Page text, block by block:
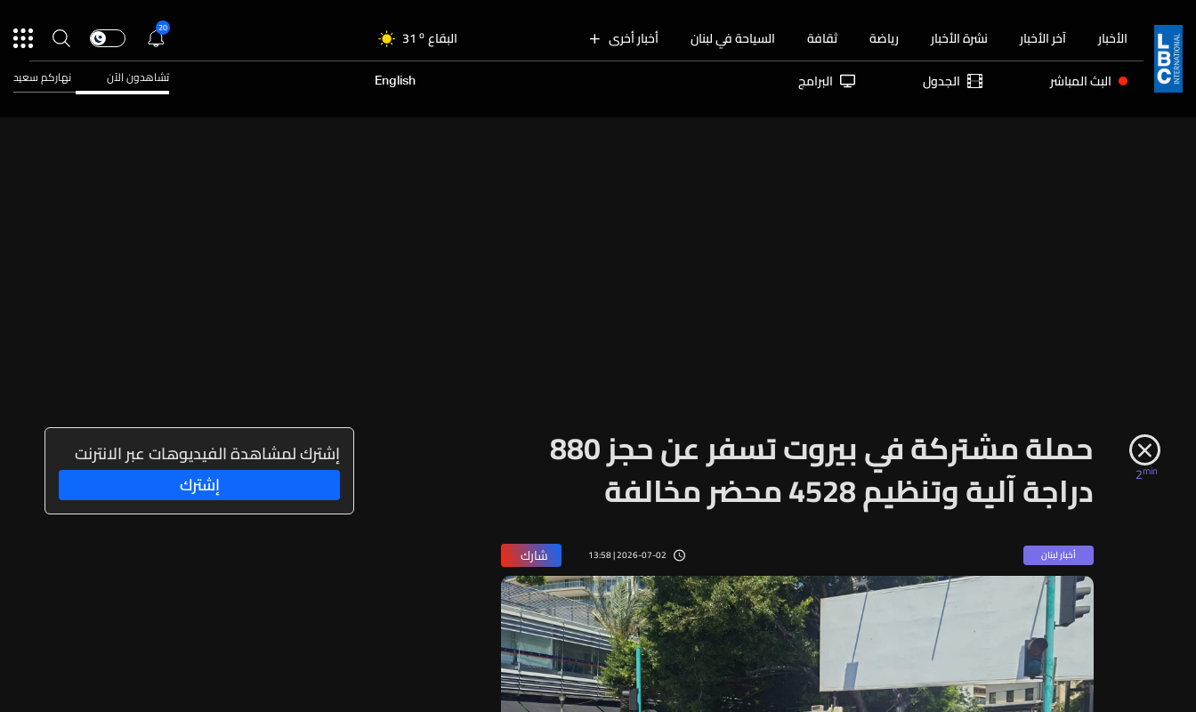
الأخبار آخر الأخبار نشرة الأخبار رياضة ثقافة السياحة في لبنان أخبار أخرى البقاع 31 o
الجنوب 29o
30
20
البث المباشر الجدول البرامج English تشاهدون الآن نهاركم سعيد
2min حملة مشتركة في بيروت تسفر عن حجز 880
دراجة آلية وتنظيم 4528 محضر مخالفة
أخبار لبنان 2026-07-02 | 13:58 شارك
إشترك لمشاهدة الفيديوهات عبر الانترنت
إشترك